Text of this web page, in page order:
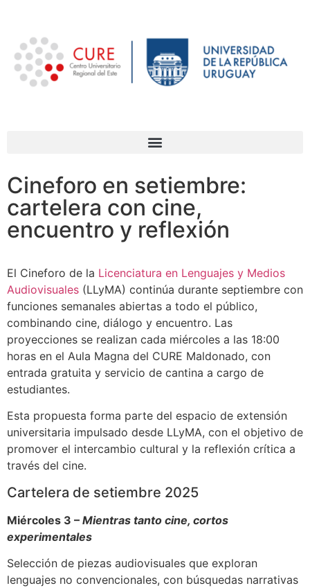
Cineforo en setiembre:
cartelera con cine,
encuentro y reflexión
El Cineforo de la Licenciatura en Lenguajes y Medios
Audiovisuales (LLyMA) continúa durante septiembre con
funciones semanales abiertas a todo el público,
combinando cine, diálogo y encuentro. Las
proyecciones se realizan cada miércoles a las 18:00
horas en el Aula Magna del CURE Maldonado, con
entrada gratuita y servicio de cantina a cargo de
estudiantes.
Esta propuesta forma parte del espacio de extensión
universitaria impulsado desde LLyMA, con el objetivo de
promover el intercambio cultural y la reflexión crítica a
través del cine.
Cartelera de setiembre 2025
Miércoles 3 – Mientras tanto cine, cortos
experimentales
Selección de piezas audiovisuales que exploran
lenguajes no convencionales, con búsquedas narrativas